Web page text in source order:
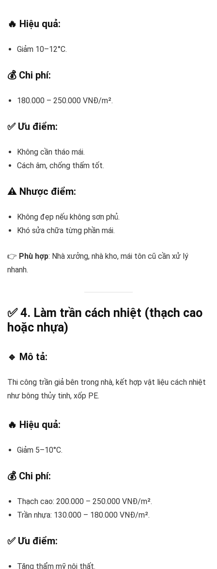
🔥 Hiệu quả:
Giảm 10–12°C.
💰 Chi phí:
180.000 – 250.000 VNĐ/m².
✅ Ưu điểm:
Không cần tháo mái.
Cách âm, chống thấm tốt.
⚠️ Nhược điểm:
Không đẹp nếu không sơn phủ.
Khó sửa chữa từng phần mái.
👉 Phù hợp: Nhà xưởng, nhà kho, mái tôn cũ cần xử lý
nhanh.
✅ 4. Làm trần cách nhiệt (thạch cao
hoặc nhựa)
🔹 Mô tả:
Thi công trần giả bên trong nhà, kết hợp vật liệu cách nhiệt
như bông thủy tinh, xốp PE.
🔥 Hiệu quả:
Giảm 5–10°C.
💰 Chi phí:
Thạch cao: 200.000 – 250.000 VNĐ/m².
Trần nhựa: 130.000 – 180.000 VNĐ/m².
✅ Ưu điểm:
Tăng thẩm mỹ nội thất.